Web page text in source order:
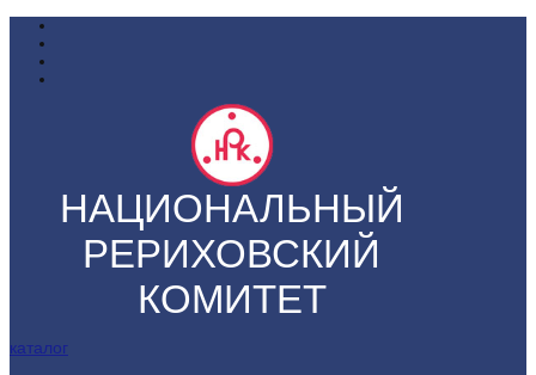
НАЦИОНАЛЬНЫЙ
РЕРИХОВСКИЙ
КОМИТЕТ
каталог